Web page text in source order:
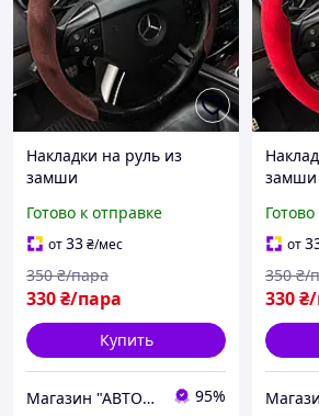
Накладки на руль из
замши
Готово к отправке
от33₴/мес
330₴/пара
350 ₴/пара
Купить
Магазин "АВТОДИЗАЙНЕР" 95%
замши
от
330
350 ₴/